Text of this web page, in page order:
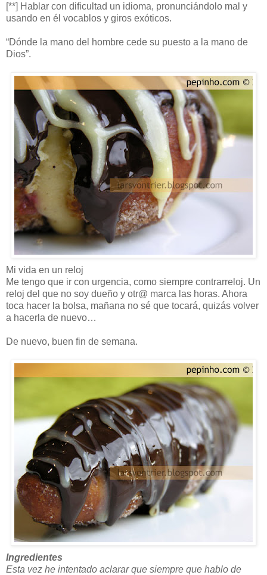
[**] Hablar con dificultad un idioma, pronunciándolo mal y
usando en él vocablos y giros exóticos.
“Dónde la mano del hombre cede su puesto a la mano de
Dios”.
Mi vida en un reloj
Me tengo que ir con urgencia, como siempre contrarreloj. Un
reloj del que no soy dueño y otr@ marca las horas. Ahora
toca hacer la bolsa, mañana no sé que tocará, quizás volver
a hacerla de nuevo…
De nuevo, buen fin de semana.
Ingredientes
Esta vez he intentado aclarar que siempre que hablo de